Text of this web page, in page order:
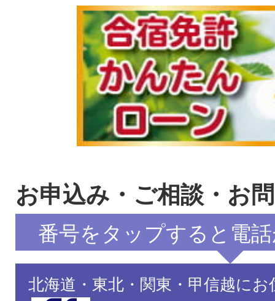
お申込み・ご相談・お
番号をタップすると電
北海道・東北・関東・甲信越に